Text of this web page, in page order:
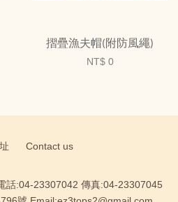
摺疊漁夫帽(附防風繩)
NT$ 0
Contact us
話:04-23307042 傳真:04-23307045